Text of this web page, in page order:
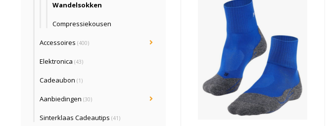
Wandelsokken
Compressiekousen
Accessoires (400)
Elektronica (43)
Cadeaubon (1)
Aanbiedingen (30)
Sinterklaas Cadeautips (41)